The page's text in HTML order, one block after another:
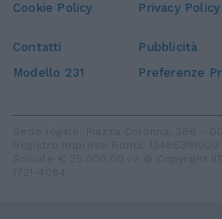
Cookie Policy Privacy Policy
Contatti Pubblicità
Modello 231
Preferenze